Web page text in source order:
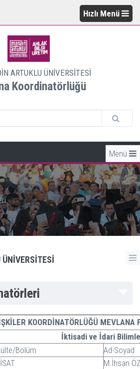
Hızlı Menü
ARTUKLU ÜNİVERSİTESİ
Koordinatörlüğü
Menü
KOORDİNATÖRLÜĞÜ MEVLANA
İktisadi ve İdari
Bölüm
Ad-Soyad
M.İhsan